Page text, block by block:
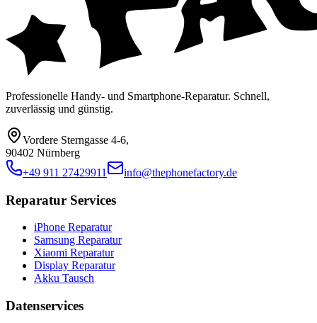
Professionelle Handy- und Smartphone-Reparatur. Schnell,
zuverlässig und günstig.
Vordere Sterngasse 4-6,
90402 Nürnberg
+49 911 27429911
info@thephonefactory.de
Reparatur Services
iPhone Reparatur
Samsung Reparatur
Xiaomi Reparatur
Display Reparatur
Akku Tausch
Datenservices